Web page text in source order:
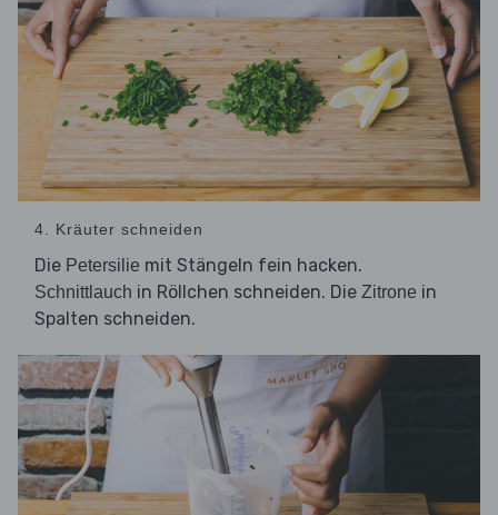
4. Kräuter schneiden
Die Petersilie mit Stängeln fein hacken.
Schnittlauch in Röllchen schneiden. Die Zitrone in
Spalten schneiden.